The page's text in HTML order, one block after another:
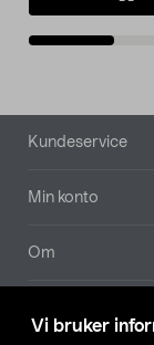
Vi bruker
Bunntekst
Kundeservice
Min konto
Om